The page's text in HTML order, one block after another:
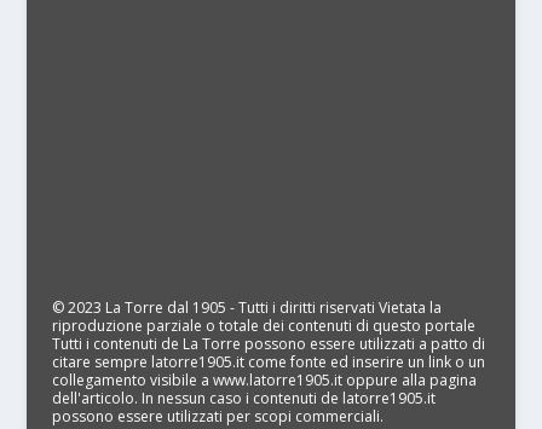
© 2023 La Torre dal 1905 - Tutti i diritti riservati Vietata la
riproduzione parziale o totale dei contenuti di questo portale
Tutti i contenuti de La Torre possono essere utilizzati a patto di
citare sempre latorre1905.it come fonte ed inserire un link o un
collegamento visibile a www.latorre1905.it oppure alla pagina
dell'articolo. In nessun caso i contenuti de latorre1905.it
possono essere utilizzati per scopi commerciali.